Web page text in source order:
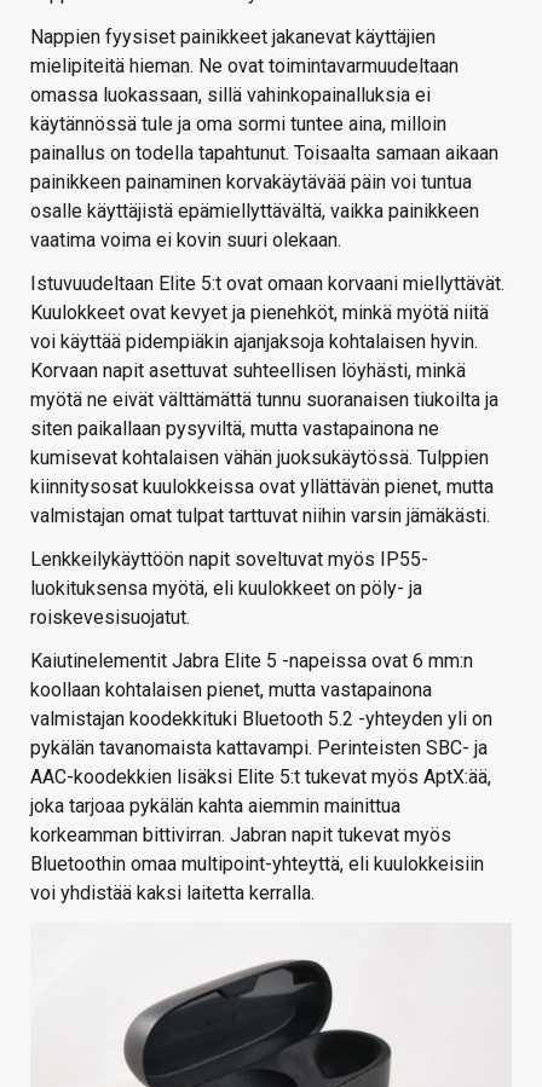
Nappien fyysiset painikkeet jakanevat käyttäjien
mielipiteitä hieman. Ne ovat toimintavarmuudeltaan
omassa luokassaan, sillä vahinkopainalluksia ei
käytännössä tule ja oma sormi tuntee aina, milloin
painallus on todella tapahtunut. Toisaalta samaan aikaan
painikkeen painaminen korvakäytävää päin voi tuntua
osalle käyttäjistä epämiellyttävältä, vaikka painikkeen
vaatima voima ei kovin suuri olekaan.
Istuvuudeltaan Elite 5:t ovat omaan korvaani miellyttävät.
Kuulokkeet ovat kevyet ja pienehköt, minkä myötä niitä
voi käyttää pidempiäkin ajanjaksoja kohtalaisen hyvin.
Korvaan napit asettuvat suhteellisen löyhästi, minkä
myötä ne eivät välttämättä tunnu suoranaisen tiukoilta ja
siten paikallaan pysyviltä, mutta vastapainona ne
kumisevat kohtalaisen vähän juoksukäytössä. Tulppien
kiinnitysosat kuulokkeissa ovat yllättävän pienet, mutta
valmistajan omat tulpat tarttuvat niihin varsin jämäkästi.
Lenkkeilykäyttöön napit soveltuvat myös IP55-
luokituksensa myötä, eli kuulokkeet on pöly- ja
roiskevesisuojatut.
Kaiutinelementit Jabra Elite 5 -napeissa ovat 6 mm:n
koollaan kohtalaisen pienet, mutta vastapainona
valmistajan koodekkituki Bluetooth 5.2 -yhteyden yli on
pykälän tavanomaista kattavampi. Perinteisten SBC- ja
AAC-koodekkien lisäksi Elite 5:t tukevat myös AptX:ää,
joka tarjoaa pykälän kahta aiemmin mainittua
korkeamman bittivirran. Jabran napit tukevat myös
Bluetoothin omaa multipoint-yhteyttä, eli kuulokkeisiin
voi yhdistää kaksi laitetta kerralla.